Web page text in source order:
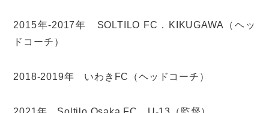
2015年-2017年 SOLTILO FC．KIKUGAWA（ヘッ
ドコーチ）
2018-2019年 いわきFC（ヘッドコーチ）